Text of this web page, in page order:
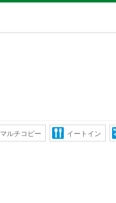
マルチコピー イートイン